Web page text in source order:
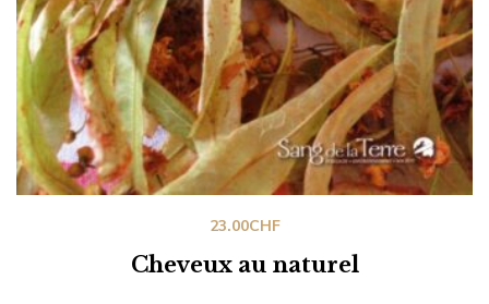
Cheveux au naturel
23.00CHF